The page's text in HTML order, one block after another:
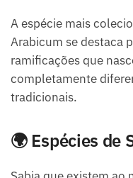
A espécie mais
Arabicum se destaca
ramificações que
completamente
tradicionais.
🌍 Espécies de